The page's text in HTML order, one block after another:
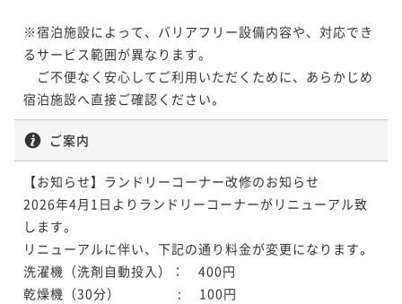
※宿泊施設によって、バリアフリー設備内容や、対応でき
るサービス範囲が異なります。
ご不便なく安心してご利用いただくために、あらかじめ
宿泊施設へ直接ご確認ください。
ご案内
【お知らせ】ランドリーコーナー改修のお知らせ
2026年4月1日よりランドリーコーナーがリニューアル致
します。
リニューアルに伴い、下記の通り料金が変更になります。
洗濯機（洗剤自動投入）：　400円
乾燥機（30分） 　　　　:　 100円